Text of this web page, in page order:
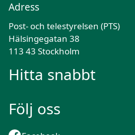
Adress
Post- och telestyrelsen (PTS)
Hälsingegatan 38
113 43 Stockholm
Hitta snabbt
Följ oss